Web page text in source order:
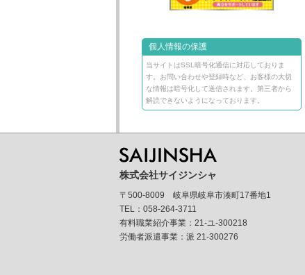
個人情報の保護
当サイトはSSL暗号化通信に対応しておりま
す。お問い合わせや登録時など、お客様の大切
な情報は暗号化して送信されます。第三者から
解読できないようになっております。
株式会社サイジンシャ
〒500-8009 岐阜県岐阜市湊町17番地1
TEL：058-264-3711
有料職業紹介事業：21-ユ-300218
労働者派遣事業：派 21-300276